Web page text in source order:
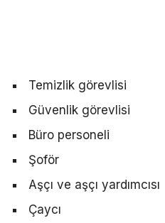
Temizlik görevlisi
Güvenlik görevlisi
Büro personeli
Şoför
Aşçı ve aşçı yardımcısı
Çaycı